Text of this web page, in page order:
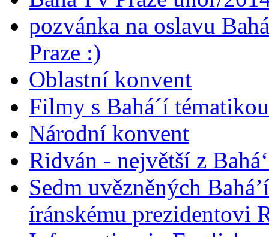
pozvánka na oslavu
Praze :)
Oblastní konvent
Filmy s Bahá´í
Národní konvent
Ridván - největší z
Sedm uvězněných
íránskému prezidentovi